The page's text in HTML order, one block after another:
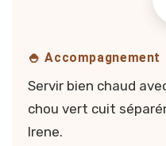
🍚 Accompagnement
Servir bien chaud
chou vert cuit
Irene.